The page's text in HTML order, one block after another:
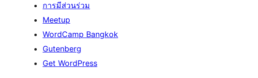
การมีส่วนร่วม
Meetup
WordCamp Bangkok
Gutenberg
Get WordPress